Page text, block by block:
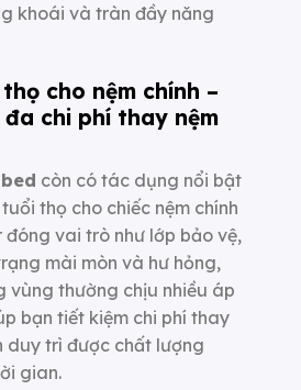
khoái và tràn đầy năng
cho nệm chính –
chi phí thay nệm
còn có tác dụng nổi bật
thọ cho chiếc nệm chính
đóng vai trò như lớp bảo vệ,
mài mòn và hư hỏng,
vùng thường chịu nhiều áp
bạn tiết kiệm chi phí thay
duy trì được chất lượng
gian.